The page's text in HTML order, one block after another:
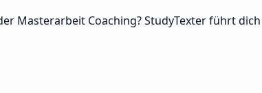
Masterarbeit Coaching? StudyTexter führt